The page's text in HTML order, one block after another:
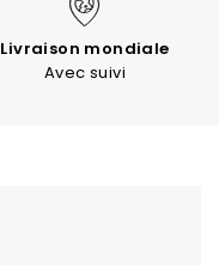
Livraison mondiale
Avec suivi